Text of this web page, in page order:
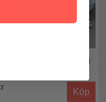
avsvalningsgaller i
Köp